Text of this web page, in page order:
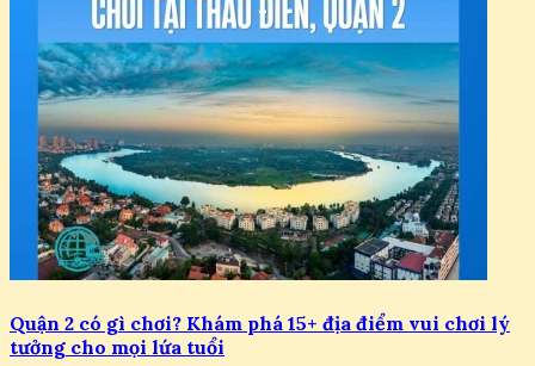
Quận 2 có gì chơi? Khám phá 15+ địa điểm vui chơi lý
tưởng cho mọi lứa tuổi